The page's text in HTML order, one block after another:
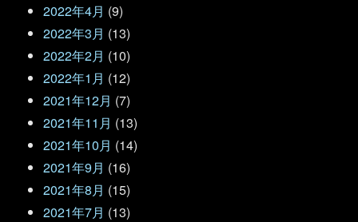
2022年4月 (9)
2022年3月 (13)
2022年2月 (10)
2022年1月 (12)
2021年12月 (7)
2021年11月 (13)
2021年10月 (14)
2021年9月 (16)
2021年8月 (15)
2021年7月 (13)